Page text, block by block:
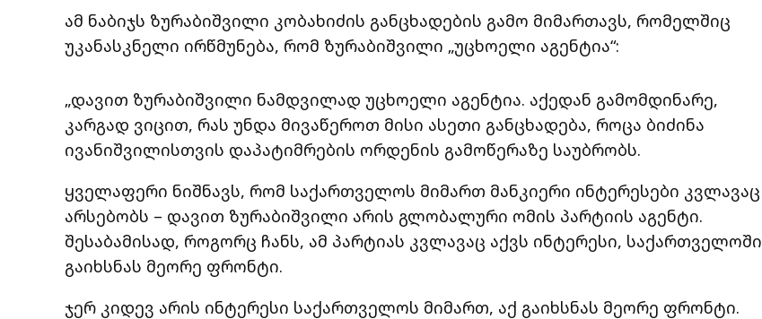
ამ ნაბიჯს ზურაბიშვილი კობახიძის განცხადების გამო მიმართავს, რომელშიც
უკანასკნელი ირწმუნება, რომ ზურაბიშვილი „უცხოელი აგენტია“:
„დავით ზურაბიშვილი ნამდვილად უცხოელი აგენტია. აქედან გამომდინარე,
კარგად ვიცით, რას უნდა მივაწეროთ მისი ასეთი განცხადება, როცა ბიძინა
ივანიშვილისთვის დაპატიმრების ორდენის გამოწერაზე საუბრობს.
ყველაფერი ნიშნავს, რომ საქართველოს მიმართ მანკიერი ინტერესები კვლავაც
არსებობს – დავით ზურაბიშვილი არის გლობალური ომის პარტიის აგენტი.
შესაბამისად, როგორც ჩანს, ამ პარტიას კვლავაც აქვს ინტერესი, საქართველოში
გაიხსნას მეორე ფრონტი.
ჯერ კიდევ არის ინტერესი საქართველოს მიმართ, აქ გაიხსნას მეორე ფრონტი.